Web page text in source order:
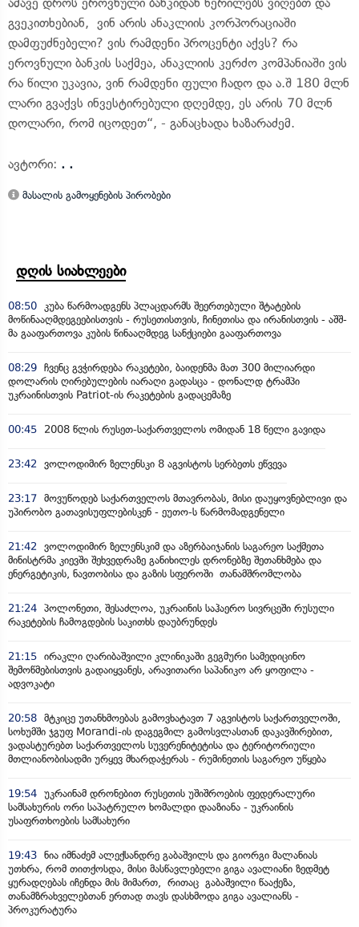
გვეკითხებიან, ვინ არის ანაკლიის კორპორაციაში
დამფუძნებელი? ვის რამდენი პროცენტი აქვს? რა
ეროვნული ბანკის საქმეა, ანაკლიის კერძო კომპანიაში ვის
რა წილი უკავია, ვინ რამდენი ფული ჩადო და ა.შ 180 მლნ
ლარი გვაქვს ინვესტირებული დღემდე, ეს არის 70 მლნ
დოლარი, რომ იცოდეთ“, - განაცხადა ხაზარაძემ.
ავტორი: . .
მასალის გამოყენების პირობები
დღის სიახლეები
08:50
კუბა წარმოადგენს პლაცდარმს შეერთებული შტატების
მოწინააღმდეგეებისთვის - რუსეთისთვის, ჩინეთისა და ირანისთვის - აშშ-
მა გააფართოვა კუბის წინააღმდეგ სანქციები გააფართოვა
08:29 ჩვენც გვჭირდება რაკეტები, ბაიდენმა მათ 300 მილიარდი
დოლარის ღირებულების იარაღი გადასცა - დონალდ ტრამპი
უკრაინისთვის Patriot-ის რაკეტების გადაცემაზე
00:45 2008 წლის რუსეთ-საქართველოს ომიდან 18 წელი გავიდა
23:42 ვოლოდიმირ ზელენსკი 8 აგვისტოს სერბეთს ეწვევა
23:17 მოვუწოდებ საქართველოს მთავრობას, მისი დაუყოვნებლივი და
უპირობო გათავისუფლებისკენ - ეუთო-ს წარმომადგენელი
21:42
ვოლოდიმირ ზელენსკიმ და აზერბაიჯანის საგარეო საქმეთა
მინისტრმა კიევში შეხვედრაზე განიხილეს დრონებზე შეთანხმება და
ენერგეტიკის, ნავთობისა და გაზის სფეროში თანამშრომლობა
21:24 პოლონეთი, შესაძლოა, უკრაინის საჰაერო სივრცეში რუსული
რაკეტების ჩამოგდების საკითხს დაუბრუნდეს
21:15 ირაკლი ღარიბაშვილი კლინიკაში გეგმური სამედიცინო
შემოწმებისთვის გადაიყვანეს, არავითარი საპანიკო არ ყოფილა -
ადვოკატი
20:58 მტკიცე უთანხმოებას გამოვხატავთ 7 აგვისტოს საქართველოში,
სოხუმში ჯგუფ Morandi-ის დაგეგმილ გამოსვლასთან დაკავშირებით,
ვადასტურებთ საქართველოს სუვერენიტეტისა და ტერიტორიული
მთლიანობისადმი ურყევ მხარდაჭერას - რუმინეთის საგარეო უწყება
19:54 უკრაინამ დრონებით რუსეთის უშიშროების ფედერალური
სამსახურის ორი საპატრულო ხომალდი დააზიანა - უკრაინის
უსაფრთხოების სამსახური
19:43 ნია იმნაძემ ალექსანდრე გაბაშვილს და გიორგი მალანიას
უთხრა, რომ თითქოსდა, მისი მასწავლებელი გიგა ავალიანი ზედმეტ
ყურადღებას იჩენდა მის მიმართ, რითაც გაბაშვილი წააქეზა,
თანამზრახველებთან ერთად თავს დასხმოდა გიგა ავალიანს -
პროკურატურა